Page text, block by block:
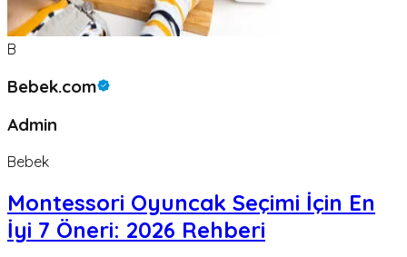
B
Bebek.com
Admin
Bebek
Montessori Oyuncak Seçimi İçin En
İyi 7 Öneri: 2026 Rehberi